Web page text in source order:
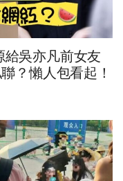
給吳亦凡前女友
？懶人包看起！